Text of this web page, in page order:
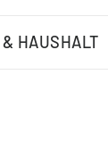
HAUSHALT